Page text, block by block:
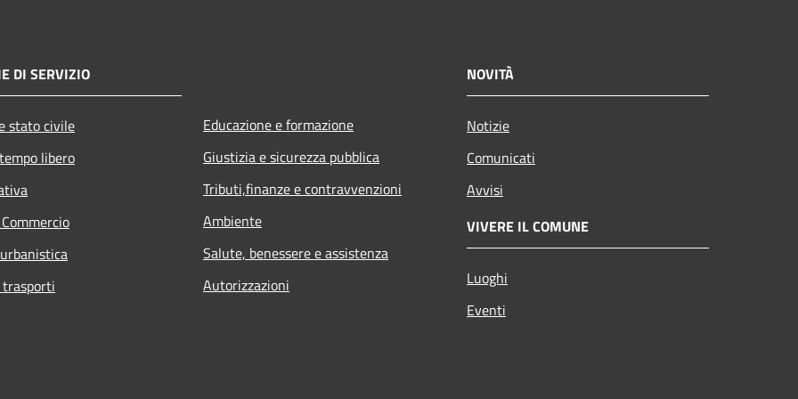
DI SERVIZIO
stato civile
libero
Educazione e formazione
Giustizia e sicurezza pubblica
Tributi,finanze e contravvenzioni
Ambiente
Salute, benessere e assistenza
Autorizzazioni
NOVITÀ
Notizie
Comunicati
Avvisi
VIVERE IL COMUNE
Luoghi
Eventi